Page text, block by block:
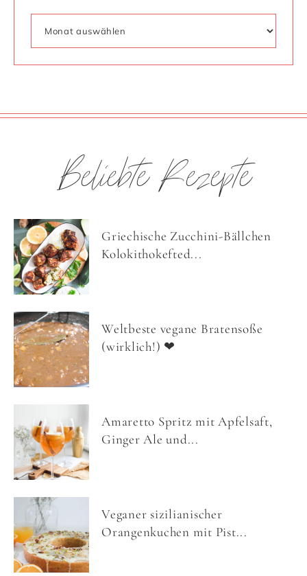
Beliebte Rezepte
Griechische Zucchini-Bällchen
Kolokithokefted...
Weltbeste vegane Bratensoße
(wirklich!) ❤
Amaretto Spritz mit Apfelsaft,
Ginger Ale und...
Veganer sizilianischer
Orangenkuchen mit Pist...